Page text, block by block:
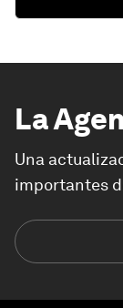
La
Una
importantes